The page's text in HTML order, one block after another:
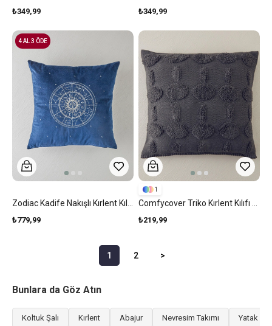
₺349,99 ₺349,99
₺779,99
4 AL 3 ÖDE
₺219,99
1
1 2 >
Bunlara da Göz Atın
Koltuk Şalı Kırlent Abajur Nevresim Takımı Yatak